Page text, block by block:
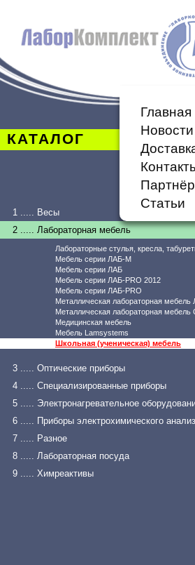
КАТАЛОГ
Главная
Новости
Статьи
1 ..... Весы
2 ..... Лабораторная мебель
Лабораторные стулья, кресла,
Мебель серии ЛАБ-М
Мебель серии ЛАБ
Мебель серии ЛАБ-PRO 2012
Мебель серии ЛАБ-PRO
Металлическая лабораторная
Металлическая лабораторная
Медицинская мебель
Мебель Lamsystems
Школьная (ученическая) мебель
3 ..... Оптические приборы
4 ..... Специализированные приборы
5 ..... Электронагревательное
6 ..... Приборы электрохимического
7 ..... Разное
8 ..... Лабораторная посуда
9 ..... Химреактивы